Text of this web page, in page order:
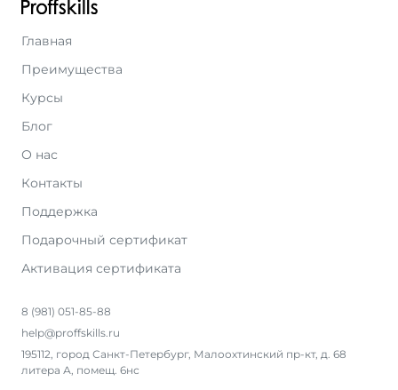
Главная
Преимущества
Курсы
Блог
О нас
Контакты
Поддержка
Подарочный сертификат
Активация сертификата
8 (981) 051-85-88
help@proffskills.ru
195112, город Санкт-Петербург, Малоохтинский пр-кт, д. 68
литера А, помещ. 6нс